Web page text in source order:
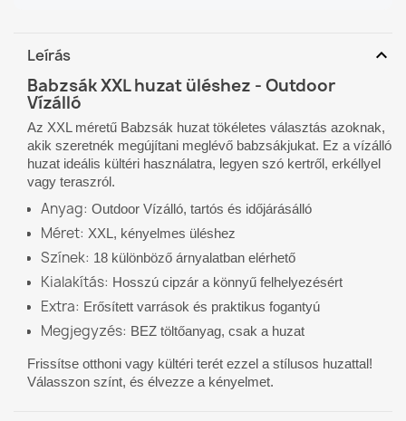
Leírás expand_more
Babzsák XXL huzat üléshez - Outdoor
Vízálló
Az XXL méretű Babzsák huzat tökéletes választás azoknak,
akik szeretnék megújítani meglévő babzsákjukat. Ez a vízálló
huzat ideális kültéri használatra, legyen szó kertről, erkéllyel
vagy teraszról.
Anyag: Outdoor Vízálló, tartós és időjárásálló
Méret: XXL, kényelmes üléshez
Színek: 18 különböző árnyalatban elérhető
Kialakítás: Hosszú cipzár a könnyű felhelyezésért
Extra: Erősített varrások és praktikus fogantyú
Megjegyzés: BEZ töltőanyag, csak a huzat
Frissítse otthoni vagy kültéri terét ezzel a stílusos huzattal!
Válasszon színt, és élvezze a kényelmet.